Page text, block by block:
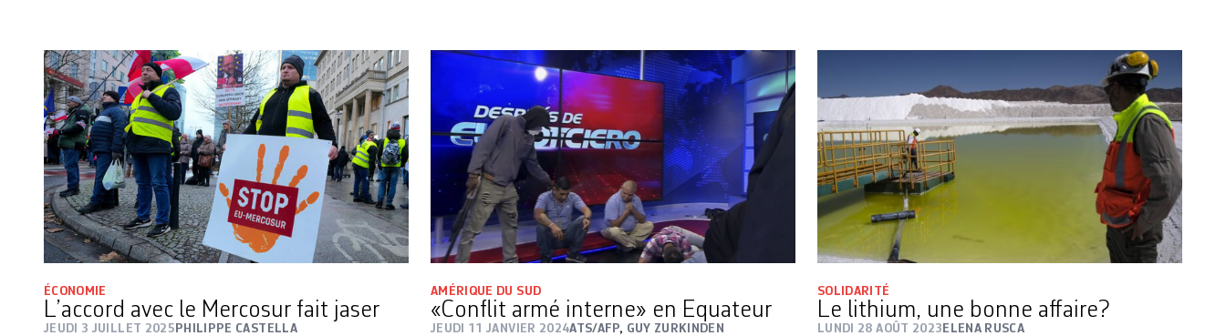
ÉCONOMIE
L’accord avec le Mercosur fait jaser
JEUDI 3 JUILLET 2025 PHILIPPE CASTELLA
AMÉRIQUE DU SUD
«Conflit armé interne» en Equateur
JEUDI 11 JANVIER 2024ATS/AFP, GUY ZURKINDEN
SOLIDARITÉ
Le lithium, une bonne affaire?
LUNDI 28 AOÛT 2023 ELENA RUSCA